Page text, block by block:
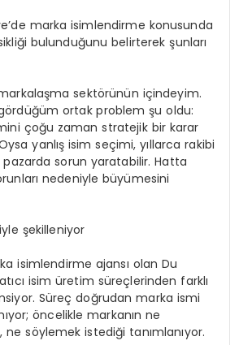
marka isimlendirme konusunda
bulunduğunu belirterek şunları
markalaşma sektörünün içindeyim.
ortak problem şu oldu:
çoğu zaman stratejik bir karar
yanlış isim seçimi, yıllarca rakibi
sorun yaratabilir. Hatta
nedeniyle büyümesini
şekilleniyor
isimlendirme ajansı olan Du
isim üretim süreçlerinden farklı
Süreç doğrudan marka ismi
öncelikle markanın ne
söylemek istediği tanımlanıyor.